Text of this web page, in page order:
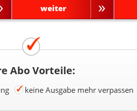
weiter
Abo Vorteile:
keine Ausgabe mehr verpassen